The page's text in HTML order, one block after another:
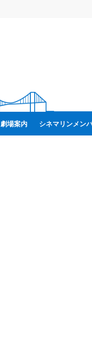
劇場案内 シネマリンメン